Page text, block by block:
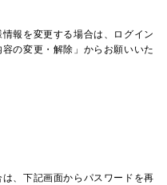
報を変更する場合は、ログイン
の変更・解除」からお願いいた
、下記画面からパスワードを再